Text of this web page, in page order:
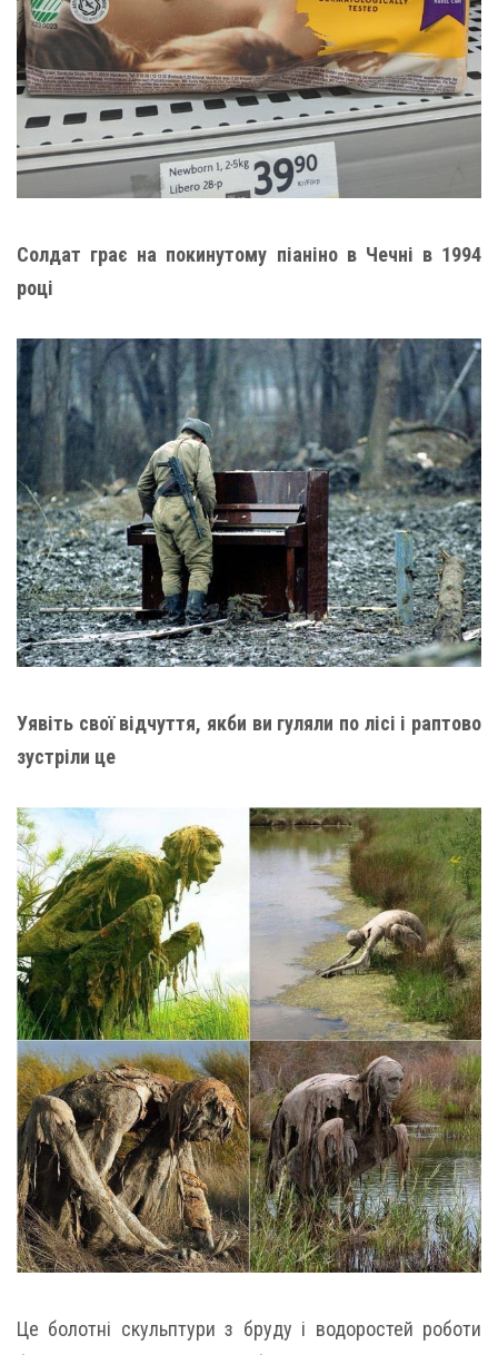
Солдат грає на покинутому піаніно в Чечні в 1994
році
Уявіть свої відчуття, якби ви гуляли по лісі і раптово
зустріли це
Це болотні скульптури з бруду і водоростей роботи